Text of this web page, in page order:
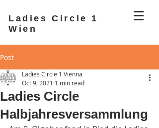
Ladies Circle 1
Wien
Post
Ladies Circle
Halbjahresversammlung
Ladies Circle 1 Vienna
Oct 9, 2021 1 min read